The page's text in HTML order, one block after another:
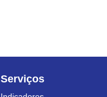
Serviços